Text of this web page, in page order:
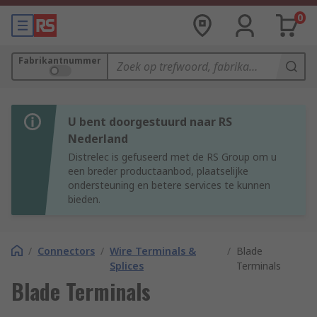
0
Fabrikantnummer
U bent doorgestuurd naar RS
Nederland
Distrelec is gefuseerd met de RS Group om u
een breder productaanbod, plaatselijke
ondersteuning en betere services te kunnen
bieden.
/ Connectors / Wire Terminals &
Splices
/ Blade
Terminals
Blade Terminals